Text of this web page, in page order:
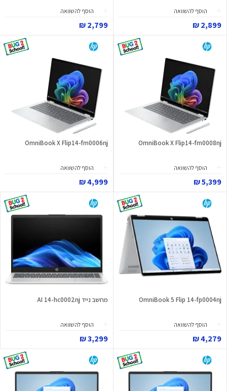
הוסף להשוואה
2,899 ₪
הוסף להשוואה
2,799 ₪
OmniBook X Flip14-fm0008nj
הוסף להשוואה
5,399 ₪
OmniBook X Flip14-fm0006nj
הוסף להשוואה
4,999 ₪
OmniBook 5 Flip 14-fp0004nj
הוסף להשוואה
4,279 ₪
מחשב נייד AI 14-hc0002nj
הוסף להשוואה
3,299 ₪